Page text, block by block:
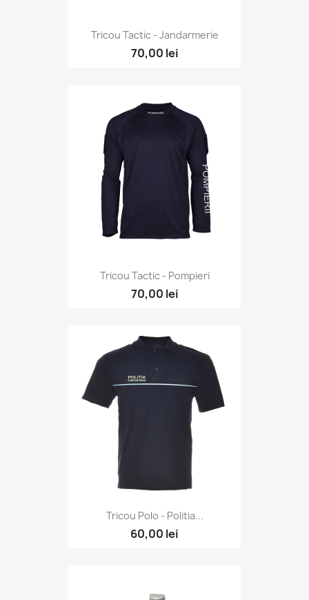
Tricou Tactic - Jandarmerie
70,00 lei
Tricou Tactic - Pompieri
70,00 lei
Tricou Polo - Politia...
60,00 lei